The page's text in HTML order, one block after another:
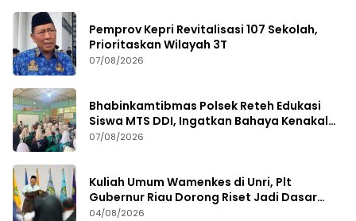
Pemprov Kepri Revitalisasi 107 Sekolah,
Prioritaskan Wilayah 3T
07/08/2026
Bhabinkamtibmas Polsek Reteh Edukasi
Siswa MTS DDI, Ingatkan Bahaya Kenakalan
Remaja
07/08/2026
Kuliah Umum Wamenkes di Unri, Plt
Gubernur Riau Dorong Riset Jadi Dasar
Kebijakan Kesehatan
04/08/2026